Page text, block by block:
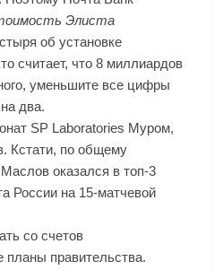
Элиста
об установке
считает, что 8 миллиардов
уменьшите все цифры
два.
SP Laboratories Муром,
Кстати, по общему
оказался в топ-3
России на 15-матчевой
со счетов
планы правительства.